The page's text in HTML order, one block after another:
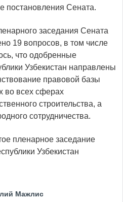
постановления Сената.
заседания Сената
19 вопросов, в том числе
что одобренные
Узбекистан направлены
правовой базы
во всех сферах
строительства, а
сотрудничества.
пленарное заседание
Узбекистан
Мажлис